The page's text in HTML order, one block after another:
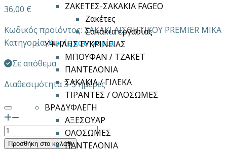
ΖΑΚΕΤΕΣ-ΣΑΚΑΚΙΑ FAGEO
Ζακέτες
Σακάκια εργασίας
ΥΨΗΛΗΣ ΕΥΚΡΙΝΕΙΑΣ
ΜΠΟΥΦΑΝ / ΤΖΑΚΕΤ
ΠΑΝΤΕΛΟΝΙΑ
ΣΑΚΑΚΙΑ / ΓΙΛΕΚΑ
ΤΙΡΑΝΤΕΣ / ΟΛΟΣΩΜΕΣ
ΒΡΑΔΥΦΛΕΓΗ
ΑΞΕΣΟΥΑΡ
ΟΛΟΣΩΜΕΣ
ΠΑΝΤΕΛΟΝΙΑ
36,00 €
Κωδικός προϊόντος: ΣΑΚΑΚΙ ΑΙΣΘΗΤΙΚΟΥ PREMIER MIKA
Κατηγορία:Χωρίς κατηγορία
Σε απόθεμα
Διαθεσιμότητα 3-5 ημέρες
ΓΥΝΑΙΚΕΙΟ
ΣΑΚΑΚΙ
Προσθήκη στο καλάθι